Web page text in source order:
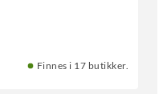
Finnes i 17 butikker.